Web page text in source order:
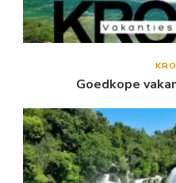
Goedkope